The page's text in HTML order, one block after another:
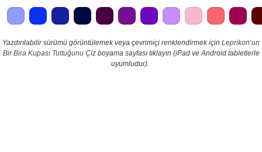
Yazdırılabilir sürümü görüntülemek veya çevrimiçi renklendirmek için Leprikon’un
Bir Bira Kupası Tuttuğunu Çizboyama sayfası tıklayın (iPad ve Android tabletlerle
uyumludur).